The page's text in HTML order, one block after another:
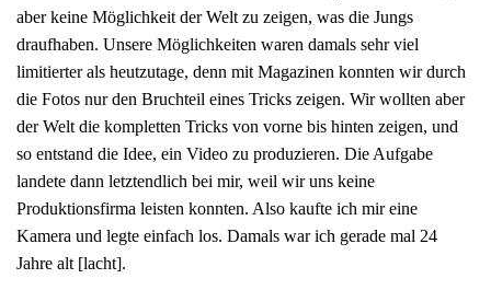
aber keine Möglichkeit der Welt zu zeigen, was die Jungs
draufhaben. Unsere Möglichkeiten waren damals sehr viel
limitierter als heutzutage, denn mit Magazinen konnten wir durch
die Fotos nur den Bruchteil eines Tricks zeigen. Wir wollten aber
der Welt die kompletten Tricks von vorne bis hinten zeigen, und
so entstand die Idee, ein Video zu produzieren. Die Aufgabe
landete dann letztendlich bei mir, weil wir uns keine
Produktionsfirma leisten konnten. Also kaufte ich mir eine
Kamera und legte einfach los. Damals war ich gerade mal 24
Jahre alt [lacht].